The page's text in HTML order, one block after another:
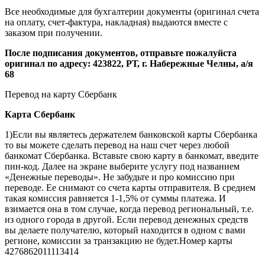
Все необходимые для бухгалтерии документы (оригинал счета
на оплату, счет-фактура, накладная) выдаются вместе с
заказом при получении.
После подписания документов, отправьте пожалуйста
оригинал по адресу: 423822, РТ, г. Набережные Челны, а/я
68
Перевод на карту Сбербанк
Карта Сбербанк
1)Если вы являетесь держателем банковской карты Сбербанка
то вы можете сделать перевод на наш счет через любой
банкомат Сбербанка. Вставьте свою карту в банкомат, введите
пин-код. Далее на экране выберите услугу под названием
«Денежные переводы». Не забудьте и про комиссию при
переводе. Ее снимают со счета карты отправителя. В среднем
такая комиссия равняется 1-1,5% от суммы платежа. И
взимается она в том случае, когда перевод региональный, т.е.
из одного города в другой. Если перевод денежных средств
вы делаете получателю, который находится в одном с вами
регионе, комиссии за транзакцию не будет.Номер карты
4276862011113414